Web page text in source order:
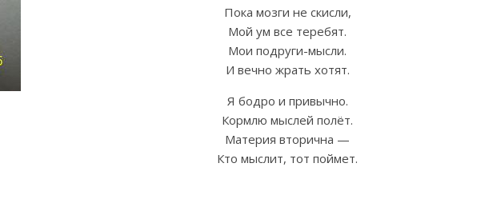
Пока мозги не скисли,
Мой ум все теребят.
Мои подруги-мысли.
И вечно жрать хотят.
Я бодро и привычно.
Кормлю мыслей полёт.
Материя вторична —
Кто мыслит, тот поймет.